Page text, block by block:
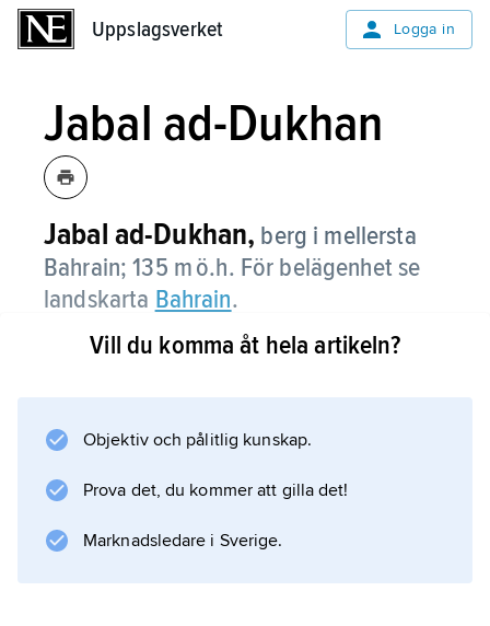
Uppslagsverket Logga in
Jabal ad-Dukhan
Jabal ad-Dukhan, berg i mellersta
Bahrain; 135 m ö.h. För belägenhet se
landskarta Bahrain.
Information om artikeln
Vill du komma åt hela artikeln?
Objektiv och pålitlig kunskap.
Prova det, du kommer att gilla det!
Marknadsledare i Sverige.